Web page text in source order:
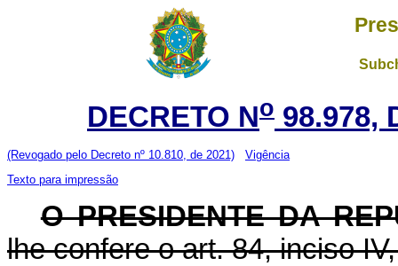
DECRETO No 98.978,
(Revogado pelo Decreto nº 10.810, de 2021)
Vigência
Texto para impressão
O PRESIDENTE DA
lhe confere o art. 84, inciso